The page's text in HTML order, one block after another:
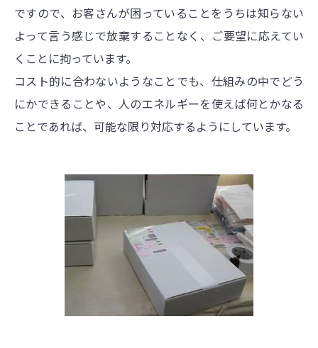
ですので、お客さんが困っていることをうちは知らない
よって言う感じで放棄することなく、ご要望に応えてい
くことに拘っています。
コスト的に合わないようなことでも、仕組みの中でどう
にかできることや、人のエネルギーを使えば何とかなる
ことであれば、可能な限り対応するようにしています。